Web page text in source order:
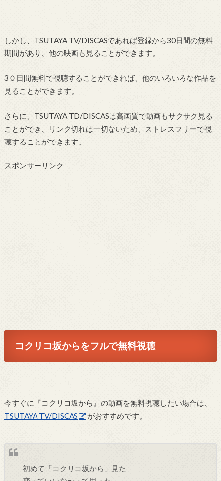
しかし、TSUTAYA TV/DISCASであれば登録から30日間の無料
期間があり、他の映画も見ることができます。
3０日間無料で視聴することができれば、他のいろいろな作品を
見ることができます。
さらに、TSUTAYA TD/DISCASは高画質で動画もサクサク見る
ことができ、リンク切れは一切ないため、ストレスフリーで視
聴することができます。
スポンサーリンク
コクリコ坂からをフルで無料視聴
今すぐに『コクリコ坂から』の動画を無料視聴したい場合は、
TSUTAYA TV/DISCAS
がおすすめです。
初めて「コクリコ坂から」見た